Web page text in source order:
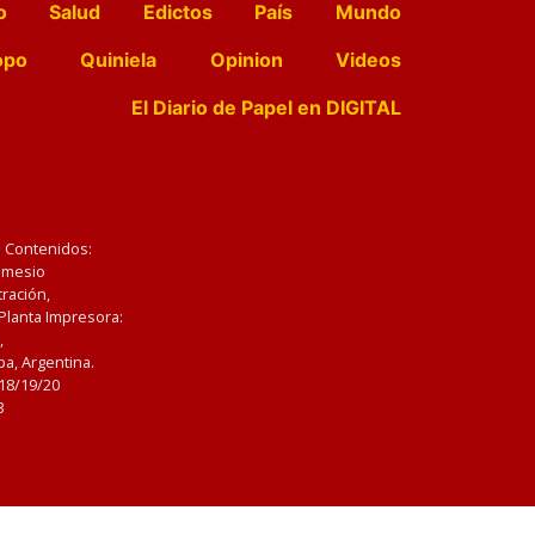
Salud Edictos País
Mundo
Quiniela Opinion
Videos
El Diario de Papel en DIGITAL
Impresora:
Argentina.
19/20